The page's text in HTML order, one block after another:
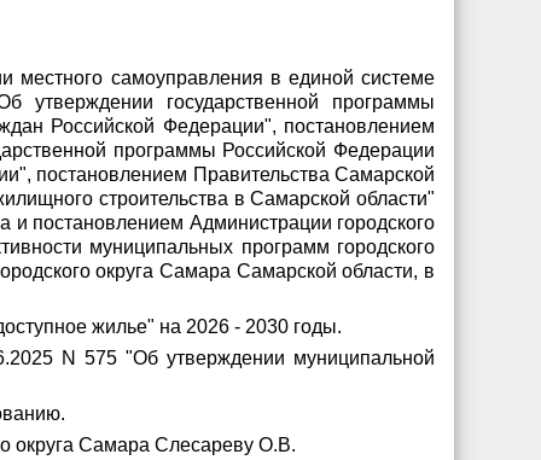
местного самоуправления в единой системе
утверждении государственной программы
Российской Федерации", постановлением
программы Российской Федерации
постановлением Правительства Самарской
строительства в Самарской области"
и постановлением Администрации городского
муниципальных программ городского
округа Самара Самарской области, в
жилье" на 2026 - 2030 годы.
N 575 "Об утверждении муниципальной
округа Самара Слесареву О.В.